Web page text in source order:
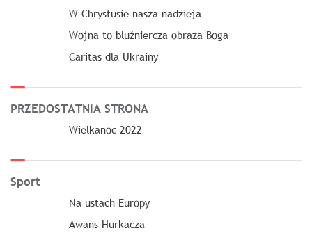
W Chrystusie nasza nadzieja
Wojna to bluźniercza obraza Boga
Caritas dla Ukrainy
PRZEDOSTATNIA STRONA
Wielkanoc 2022
Sport
Na ustach Europy
Awans Hurkacza